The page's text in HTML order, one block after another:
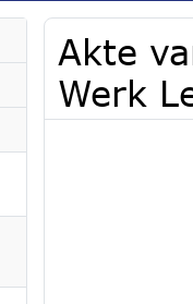
Akte
Werk